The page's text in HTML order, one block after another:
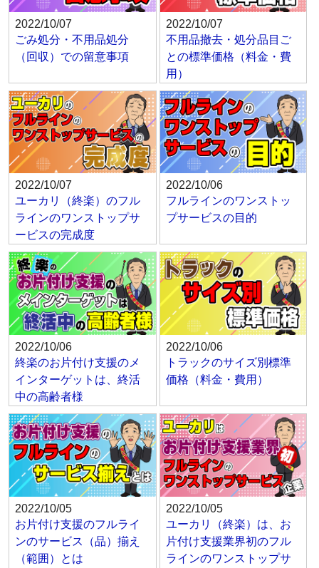
2022/10/07
ごみ処分・不用品処分
（回収）での留意事項
2022/10/07
不用品撤去・処分品目ご
との標準価格（料金・費
用）
2022/10/07
ユーカリ（終楽）のフル
ラインのワンストップサ
ービスの完成度
2022/10/06
フルラインのワンストッ
プサービスの目的
2022/10/06
終楽のお片付け支援のメ
インターゲットは、終活
中の高齢者様
2022/10/06
トラックのサイズ別標準
価格（料金・費用）
2022/10/05
お片付け支援のフルライ
ンのサービス（品）揃え
（範囲）とは
2022/10/05
ユーカリ（終楽）は、お
片付け支援業界初のフル
ラインのワンストップサ